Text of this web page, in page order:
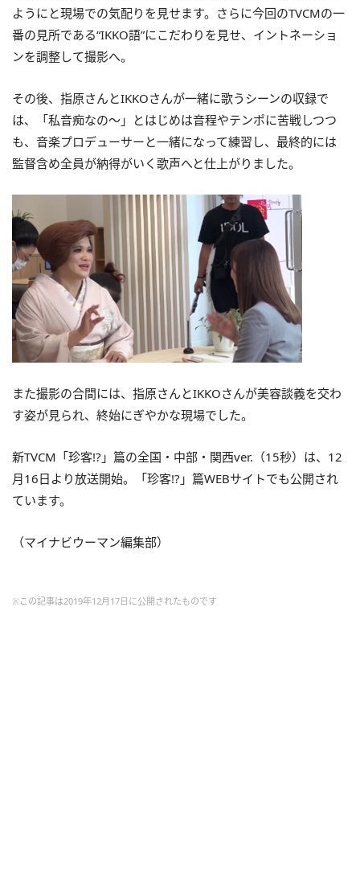
ようにと現場での気配りを見せます。さらに今回のTVCMの一
番の見所である“IKKO語”にこだわりを見せ、イントネーショ
ンを調整して撮影へ。
その後、指原さんとIKKOさんが一緒に歌うシーンの収録で
は、「私音痴なの〜」とはじめは音程やテンポに苦戦しつつ
も、音楽プロデューサーと一緒になって練習し、最終的には
監督含め全員が納得がいく歌声へと仕上がりました。
また撮影の合間には、指原さんとIKKOさんが美容談義を交わ
す姿が見られ、終始にぎやかな現場でした。
新TVCM「珍客!?」篇の全国・中部・関西ver.（15秒）は、12
月16日より放送開始。「珍客!?」篇WEBサイトでも公開され
ています。
（マイナビウーマン編集部）
※この記事は2019年12月17日に公開されたものです